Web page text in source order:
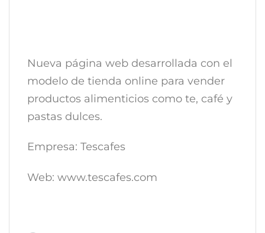
Nueva página web desarrollada con el
modelo de tienda online para vender
productos alimenticios como te, café y
pastas dulces.
Empresa: Tescafes
Web: www.tescafes.com